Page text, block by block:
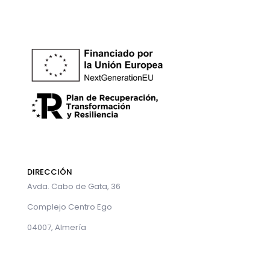
DIRECCIÓN
Avda. Cabo de Gata, 36
Complejo Centro Ego
04007, Almería